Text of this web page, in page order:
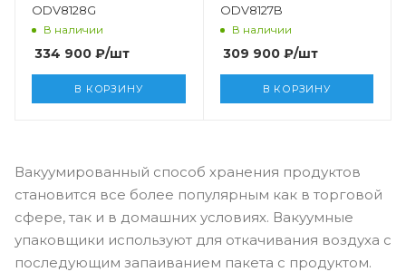
ODV8128G
В наличии
334 900 ₽/шт
В КОРЗИНУ
ODV8127B
В наличии
309 900₽/шт
В КОРЗИНУ
Вакуумированный способ хранения продуктов
становится все более популярным как в торговой
сфере, так и в домашних условиях. Вакуумные
упаковщики используют для откачивания воздуха с
последующим запаиванием пакета с продуктом.